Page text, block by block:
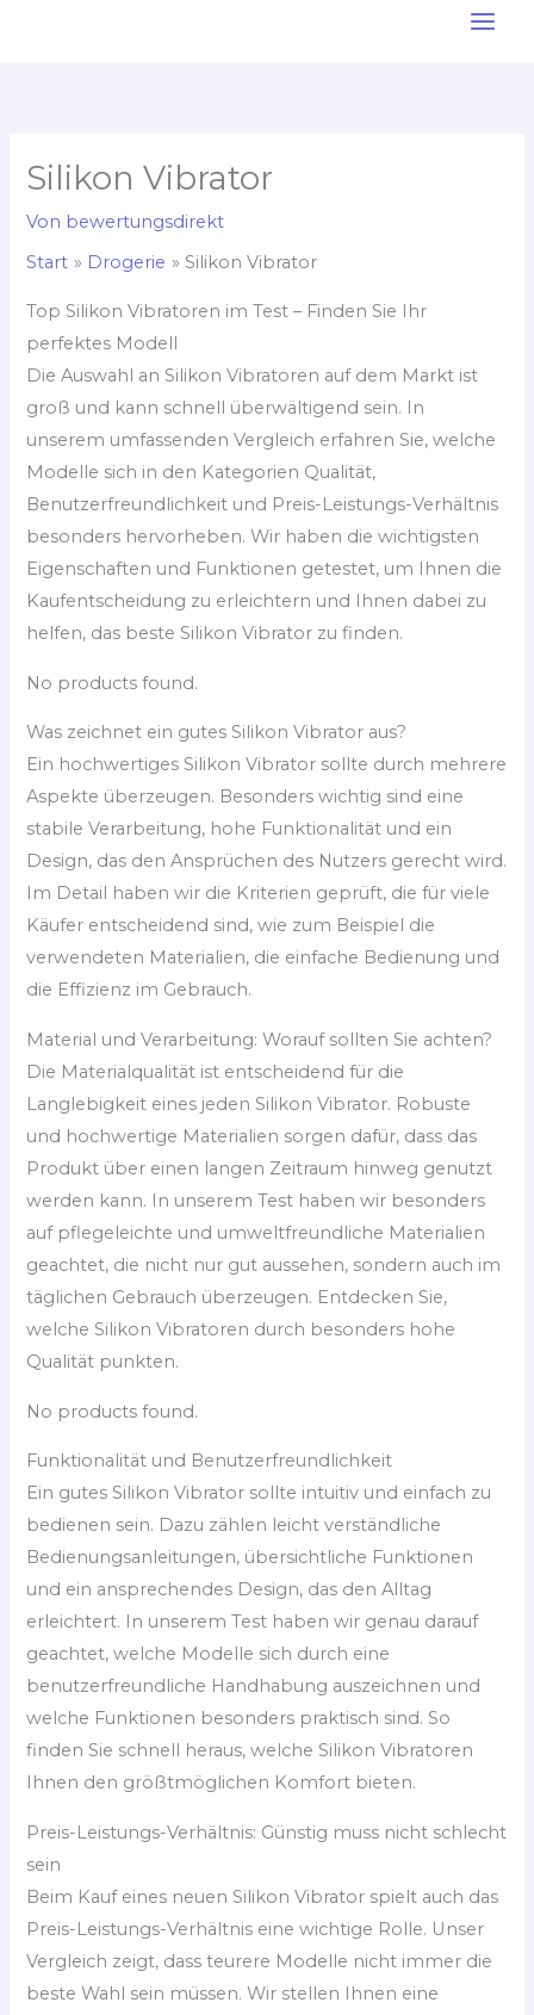
Silikon Vibrator
Von bewertungsdirekt
Start
Drogerie Silikon Vibrator
Top Silikon Vibratoren im Test – Finden Sie Ihr
perfektes Modell
Die Auswahl an Silikon Vibratoren auf dem Markt ist
groß und kann schnell überwältigend sein. In
unserem umfassenden Vergleich erfahren Sie, welche
Modelle sich in den Kategorien Qualität,
Benutzerfreundlichkeit und Preis-Leistungs-Verhältnis
besonders hervorheben. Wir haben die wichtigsten
Eigenschaften und Funktionen getestet, um Ihnen die
Kaufentscheidung zu erleichtern und Ihnen dabei zu
helfen, das beste Silikon Vibrator zu finden.
No products found.
Was zeichnet ein gutes Silikon Vibrator aus?
Ein hochwertiges Silikon Vibrator sollte durch mehrere
Aspekte überzeugen. Besonders wichtig sind eine
stabile Verarbeitung, hohe Funktionalität und ein
Design, das den Ansprüchen des Nutzers gerecht wird.
Im Detail haben wir die Kriterien geprüft, die für viele
Käufer entscheidend sind, wie zum Beispiel die
verwendeten Materialien, die einfache Bedienung und
die Effizienz im Gebrauch.
Material und Verarbeitung: Worauf sollten Sie achten?
Die Materialqualität ist entscheidend für die
Langlebigkeit eines jeden Silikon Vibrator. Robuste
und hochwertige Materialien sorgen dafür, dass das
Produkt über einen langen Zeitraum hinweg genutzt
werden kann. In unserem Test haben wir besonders
auf pflegeleichte und umweltfreundliche Materialien
geachtet, die nicht nur gut aussehen, sondern auch im
täglichen Gebrauch überzeugen. Entdecken Sie,
welche Silikon Vibratoren durch besonders hohe
Qualität punkten.
No products found.
Funktionalität und Benutzerfreundlichkeit
Ein gutes Silikon Vibrator sollte intuitiv und einfach zu
bedienen sein. Dazu zählen leicht verständliche
Bedienungsanleitungen, übersichtliche Funktionen
und ein ansprechendes Design, das den Alltag
erleichtert. In unserem Test haben wir genau darauf
geachtet, welche Modelle sich durch eine
benutzerfreundliche Handhabung auszeichnen und
welche Funktionen besonders praktisch sind. So
finden Sie schnell heraus, welche Silikon Vibratoren
Ihnen den größtmöglichen Komfort bieten.
Preis-Leistungs-Verhältnis: Günstig muss nicht schlecht
sein
Beim Kauf eines neuen Silikon Vibrator spielt auch das
Preis-Leistungs-Verhältnis eine wichtige Rolle. Unser
Vergleich zeigt, dass teurere Modelle nicht immer die
beste Wahl sein müssen. Wir stellen Ihnen eine